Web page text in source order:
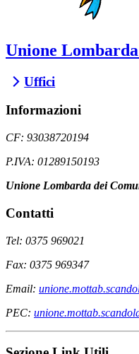
Unione
Uffici
Informazioni
CF: 93038720194
P.IVA: 01289150193
Unione Lombarda dei
Contatti
Tel: 0375 969021
Fax: 0375 969347
Email:
PEC: